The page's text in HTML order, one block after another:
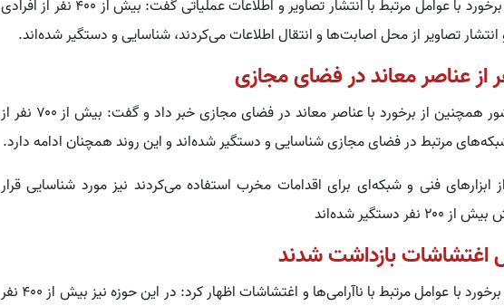
وی با اشاره به کشف و برخورد با عوامل مرتبط با انتشار تصاویر و اطلاعات عملیاتی گفت: بیش از ۴۰۰ نفر از افرادی
تصاویر از محل اصابت‌ها و انتقال اطلاعات می‌کردند، شناسایی و دستگیر شده‌اند.
فرمانده کل انتظامی کشور همچنین از برخورد با عناصر معاند در فضای مجازی خبر داد و گفت: بیش از ۷۰۰ نفر از
مرتبط در فضای مجازی شناسایی و دستگیر شده‌اند و این روند همچنان ادامه دارد.
ابزارهای فنی و شبکه‌ای برای اقدامات مخرب استفاده می‌کردند نیز مورد شناسایی قرار
دستگیر شده‌اند
سردار رادان با اشاره به برخورد با عوامل مرتبط با ناآرامی‌ها و اغتشاشات اظهار کرد: در این حوزه نیز بیش از ۴۰۰ نفر